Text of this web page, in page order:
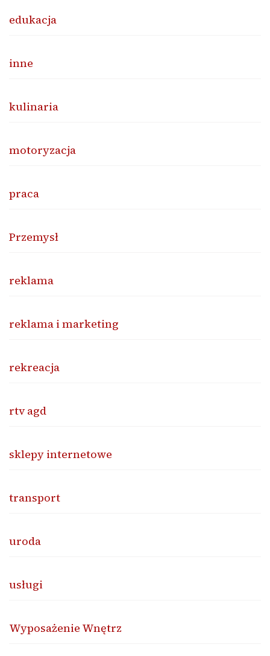
edukacja
inne
kulinaria
motoryzacja
praca
Przemysł
reklama
reklama i marketing
rekreacja
rtv agd
sklepy internetowe
transport
uroda
usługi
Wyposażenie Wnętrz